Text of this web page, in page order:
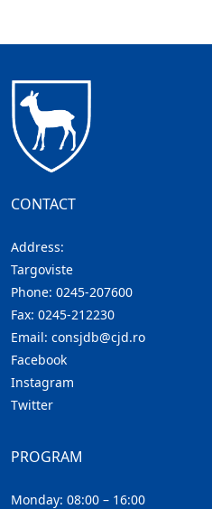
CONTACT
Address:
Targoviste
Phone: 0245-207600
Fax: 0245-212230
Email: consjdb@cjd.ro
Facebook
Instagram
Twitter
PROGRAM
Monday: 08:00 – 16:00